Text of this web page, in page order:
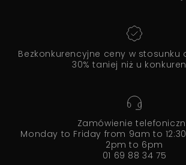
Bezkonkurencyjne ceny w stosunku
30% taniej niż u
Zamówienie
Monday to Friday from 9am to
2pm to 6pm
01 69 88 34 75